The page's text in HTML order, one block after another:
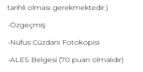
tarihli olması gerekmektedir.)
-Özgeçmiş
-Nüfus Cüzdanı Fotokopisi
-ALES Belgesi (70 puan olmalıdır)